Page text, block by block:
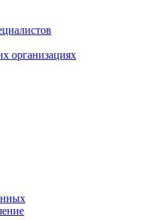
организациях